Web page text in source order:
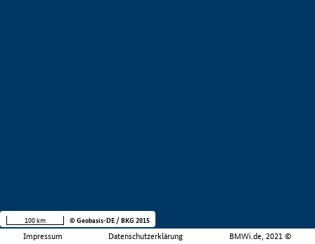
Impressum Datenschutzerklärung BMWi.de, 2021 ©
100 km © Geobasis-DE / BKG 2015